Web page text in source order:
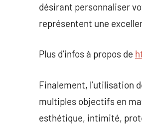
désirant personnaliser
représentent une
Plus d’infos à propos de
Finalement, l’utilisation
multiples objectifs en
esthétique, intimité,